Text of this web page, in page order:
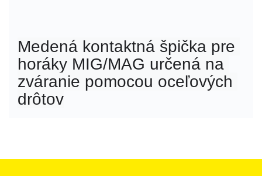
Medená kontaktná špička pre
horáky MIG/MAG určená na
zváranie pomocou oceľových
drôtov